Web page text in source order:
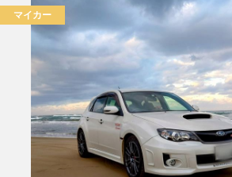
マイカー